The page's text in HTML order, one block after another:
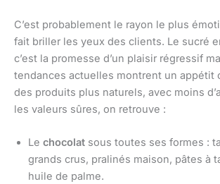
C’est probablement le rayon le plus
fait briller les yeux des clients. Le sucré
c’est la promesse d’un plaisir régressif
tendances actuelles montrent un appétit
des produits plus naturels, avec moins
les valeurs sûres, on retrouve :
Le chocolat sous toutes ses formes :
grands crus, pralinés maison, pâtes à
huile de palme.